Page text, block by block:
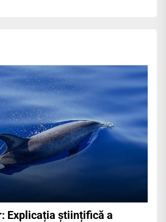
Explicația științifică a